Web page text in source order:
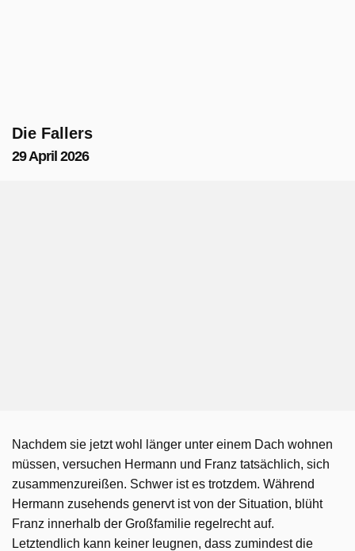
Die Fallers
29 April 2026
Nachdem sie jetzt wohl länger unter einem Dach wohnen
müssen, versuchen Hermann und Franz tatsächlich, sich
zusammenzureißen. Schwer ist es trotzdem. Während
Hermann zusehends genervt ist von der Situation, blüht
Franz innerhalb der Großfamilie regelrecht auf.
Letztendlich kann keiner leugnen, dass zumindest die